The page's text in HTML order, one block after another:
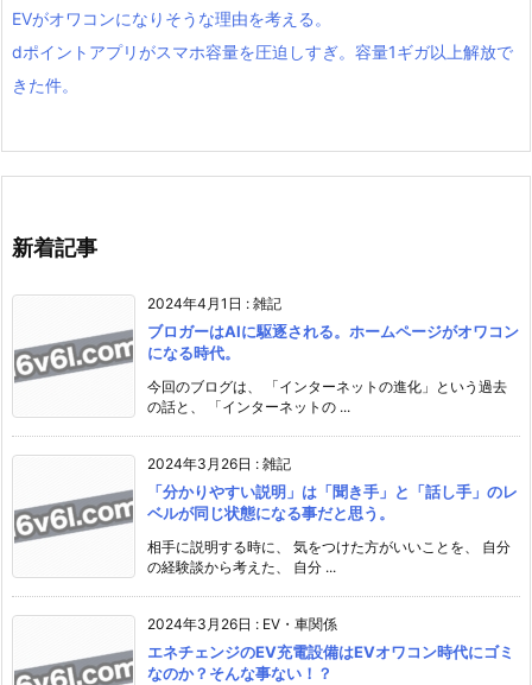
EVがオワコンになりそうな理由を考える。
dポイントアプリがスマホ容量を圧迫しすぎ。容量1ギガ以上解放で
きた件。
新着記事
2024年4月1日 : 雑記
ブロガーはAIに駆逐される。ホームページがオワコン
になる時代。
今回のブログは、 「インターネットの進化」という過去
の話と、 「インターネットの ...
2024年3月26日 : 雑記
「分かりやすい説明」は「聞き手」と「話し手」のレ
ベルが同じ状態になる事だと思う。
相手に説明する時に、 気をつけた方がいいことを、 自分
の経験談から考えた、 自分 ...
2024年3月26日 : EV・車関係
エネチェンジのEV充電設備はEVオワコン時代にゴミ
なのか？そんな事ない！？